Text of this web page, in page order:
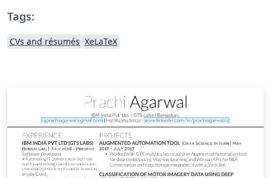
Tags:
CVs and résumés XeLaTeX